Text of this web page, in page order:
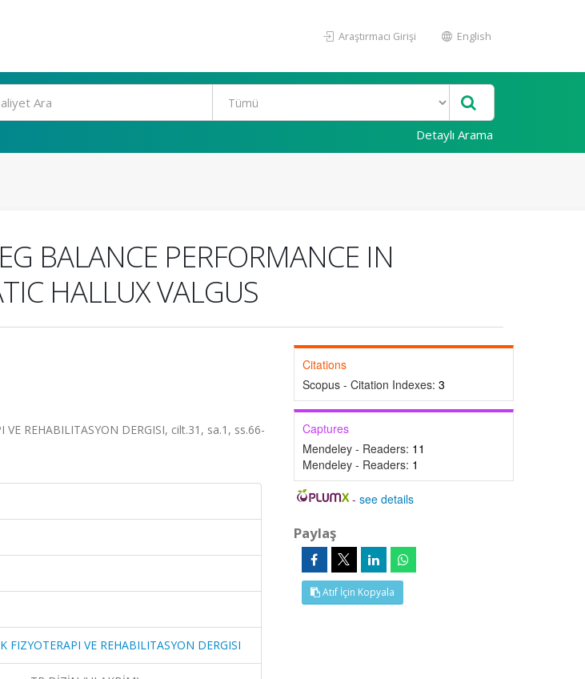
Araştırmacı Girişi English
Detaylı Arama
BALANCE PERFORMANCE IN
HALLUX VALGUS
VE REHABILITASYON DERGISI, cilt.31, sa.1, ss.66-
FIZYOTERAPI VE REHABILITASYON DERGISI
Citations
Scopus - Citation Indexes: 3
Captures
Mendeley - Readers: 11
Mendeley - Readers: 1
-see details
Paylaş
Atıf İçin Kopyala